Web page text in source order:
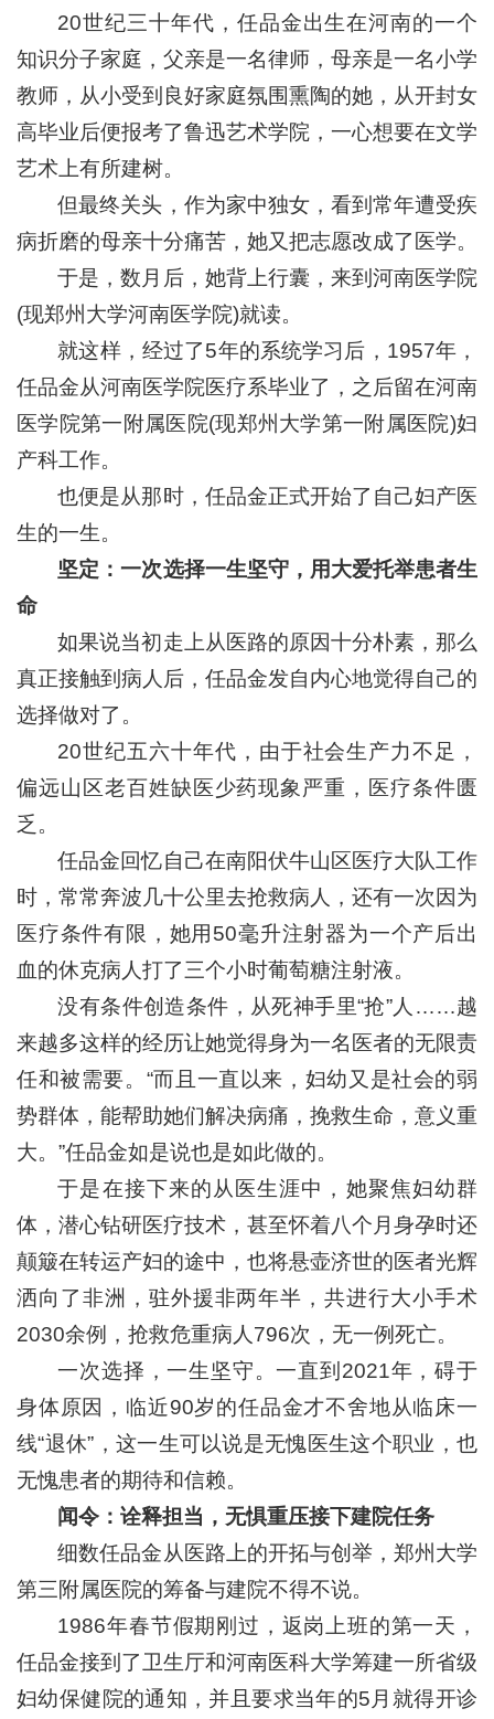
20世纪三十年代，任品金出生在河南的一个
知识分子家庭，父亲是一名律师，母亲是一名小学
教师，从小受到良好家庭氛围熏陶的她，从开封女
高毕业后便报考了鲁迅艺术学院，一心想要在文学
艺术上有所建树。
但最终关头，作为家中独女，看到常年遭受疾
病折磨的母亲十分痛苦，她又把志愿改成了医学。
于是，数月后，她背上行囊，来到河南医学院
(现郑州大学河南医学院)就读。
就这样，经过了5年的系统学习后，1957年，
任品金从河南医学院医疗系毕业了，之后留在河南
医学院第一附属医院(现郑州大学第一附属医院)妇
产科工作。
也便是从那时，任品金正式开始了自己妇产医
生的一生。
坚定：一次选择一生坚守，用大爱托举患者生
命
如果说当初走上从医路的原因十分朴素，那么
真正接触到病人后，任品金发自内心地觉得自己的
选择做对了。
20世纪五六十年代，由于社会生产力不足，
偏远山区老百姓缺医少药现象严重，医疗条件匮
乏。
任品金回忆自己在南阳伏牛山区医疗大队工作
时，常常奔波几十公里去抢救病人，还有一次因为
医疗条件有限，她用50毫升注射器为一个产后出
血的休克病人打了三个小时葡萄糖注射液。
没有条件创造条件，从死神手里“抢”人……越
来越多这样的经历让她觉得身为一名医者的无限责
任和被需要。“而且一直以来，妇幼又是社会的弱
势群体，能帮助她们解决病痛，挽救生命，意义重
大。”任品金如是说也是如此做的。
于是在接下来的从医生涯中，她聚焦妇幼群
体，潜心钻研医疗技术，甚至怀着八个月身孕时还
颠簸在转运产妇的途中，也将悬壶济世的医者光辉
洒向了非洲，驻外援非两年半，共进行大小手术
2030余例，抢救危重病人796次，无一例死亡。
一次选择，一生坚守。一直到2021年，碍于
身体原因，临近90岁的任品金才不舍地从临床一
线“退休”，这一生可以说是无愧医生这个职业，也
无愧患者的期待和信赖。
闻令：诠释担当，无惧重压接下建院任务
细数任品金从医路上的开拓与创举，郑州大学
第三附属医院的筹备与建院不得不说。
1986年春节假期刚过，返岗上班的第一天，
任品金接到了卫生厅和河南医科大学筹建一所省级
妇幼保健院的通知，并且要求当年的5月就得开诊